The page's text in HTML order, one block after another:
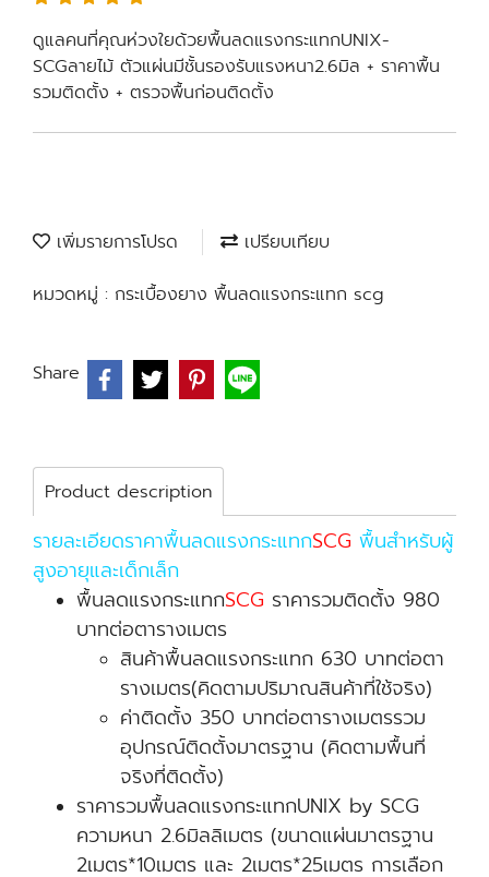
ดูแลคนที่คุณห่วงใยด้วยพื้นลดแรงกระแทกUNIX-
SCGลายไม้ ตัวแผ่นมีชั้นรองรับแรงหนา2.6มิล + ราคาพื้น
รวมติดตั้ง + ตรวจพื้นก่อนติดตั้ง
เพิ่มรายการโปรด
เปรียบเทียบ
หมวดหมู่ : กระเบื้องยาง พื้นลดแรงกระแทก scg
Share
Product description
รายละเอียดราคาพื้นลดแรงกระแทกSCG พื้นสำหรับผู้
สูงอายุและเด็กเล็ก
พื้นลดแรงกระแทกSCG ราคารวมติดตั้ง 980
บาทต่อตารางเมตร
สินค้าพื้นลดแรงกระแทก 630 บาทต่อตา
รางเมตร(คิดตามปริมาณสินค้าที่ใช้จริง)
ค่าติดตั้ง 350 บาทต่อตารางเมตรรวม
อุปกรณ์ติดตั้งมาตรฐาน (คิดตามพื้นที่
จริงที่ติดตั้ง)
ราคารวมพื้นลดแรงกระแทกUNIX by SCG
ความหนา 2.6มิลลิเมตร (ขนาดแผ่นมาตรฐาน
2เมตร*10เมตร และ 2เมตร*25เมตร การเลือก